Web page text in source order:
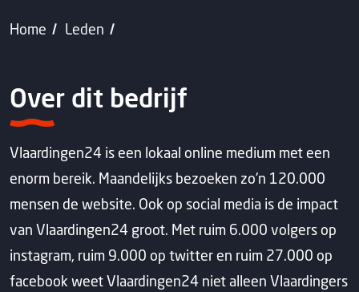
Home Leden
Over dit bedrijf
Vlaardingen24 is een lokaal online medium met een
enorm bereik. Maandelijks bezoeken zo'n 120.000
mensen de website. Ook op social media is de impact
van Vlaardingen24 groot. Met ruim 6.000 volgers op
instagram, ruim 9.000 op twitter en ruim 27.000 op
facebook weet Vlaardingen24 niet alleen Vlaardingers